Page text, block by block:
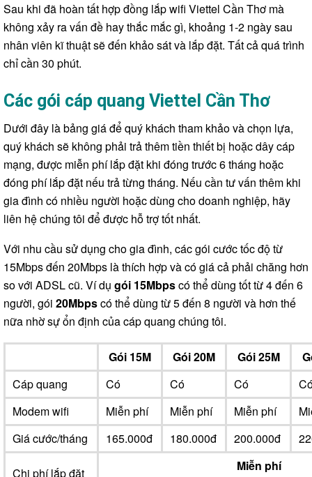
Sau khi đã hoàn tất hợp đồng lắp wifi Viettel Cần Thơ mà
không xảy ra vấn đề hay thắc mắc gì, khoảng 1-2 ngày sau
nhân viên kĩ thuật sẽ đến khảo sát và lắp đặt. Tất cả quá trình
chỉ cần 30 phút.
Các gói cáp quang Viettel Cần Thơ
Dưới đây là bảng giá để quý khách tham khảo và chọn lựa,
quý khách sẽ không phải trả thêm tiền thiết bị hoặc dây cáp
mạng, được miễn phí lắp đặt khi đóng trước 6 tháng hoặc
đóng phí lắp đặt nếu trả từng tháng. Nếu cần tư vấn thêm khi
gia đình có nhiều người hoặc dùng cho doanh nghiệp, hãy
liên hệ chúng tôi để được hỗ trợ tốt nhất.
Với nhu cầu sử dụng cho gia đình, các gói cước tốc độ từ
15Mbps đến 20Mbps là thích hợp và có giá cả phải chăng hơn
so với ADSL cũ. Ví dụ gói 15Mbpscó thể dùng tốt từ 4 đến 6
người, gói 20Mbpscó thể dùng từ 5 đến 8 người và hơn thế
nữa nhờ sự ổn định của cáp quang chúng tôi.
Gói 15M Gói 20M Gói 25M
Cáp quang
Có Có Có
Modem wifi
Miễn phí Miễn phí Miễn phí
Giá cước/tháng
165.000đ 180.000đ 200.000đ
Chi phí lắp đặt
Miễn phí